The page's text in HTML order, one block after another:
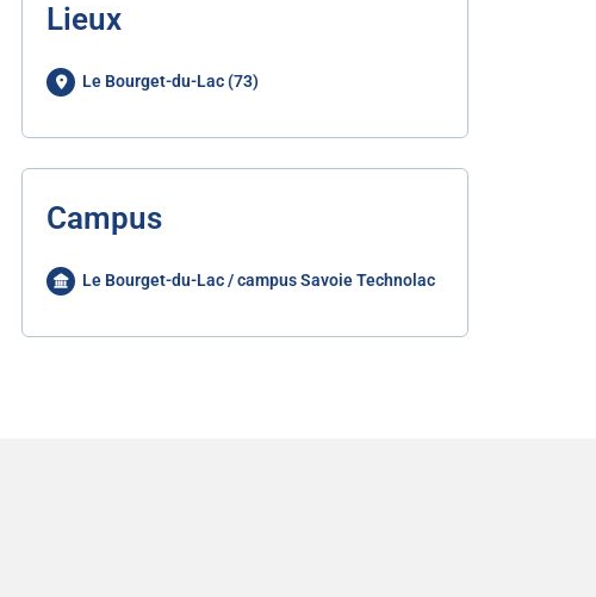
Lieux
Le Bourget-du-Lac (73)
Campus
Le Bourget-du-Lac / campus Savoie Technolac